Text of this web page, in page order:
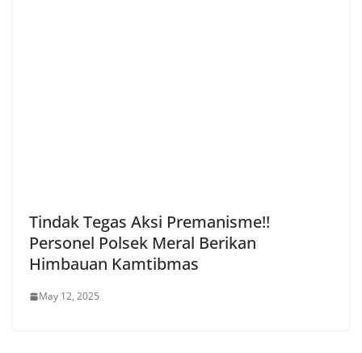
Tindak Tegas Aksi Premanisme!!
Personel Polsek Meral Berikan
Himbauan Kamtibmas
May 12, 2025